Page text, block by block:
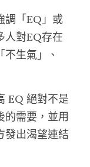
調「EQ」或
人對EQ存在
生氣」、
EQ 絕對不是
的需要，並用
發出渴望連結